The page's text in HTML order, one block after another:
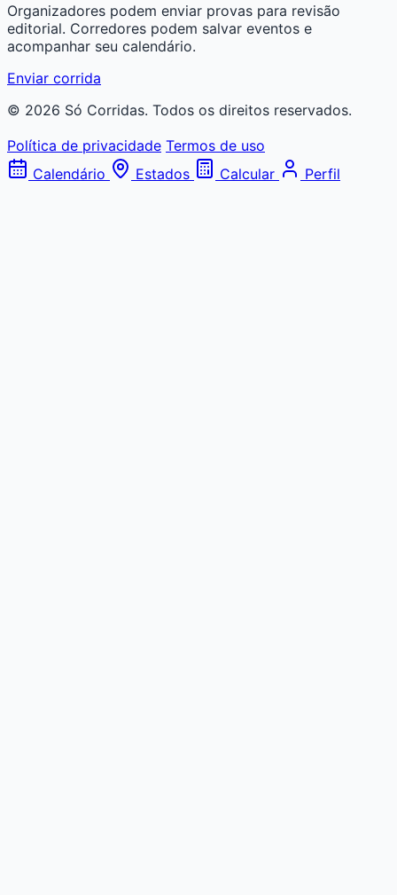
Organizadores podem enviar provas para revisão
editorial. Corredores podem salvar eventos e
acompanhar seu calendário.
Enviar corrida
© 2026 Só Corridas. Todos os direitos reservados.
Política de privacidade Termos de uso
Calendário
Estados Calcular Perfil